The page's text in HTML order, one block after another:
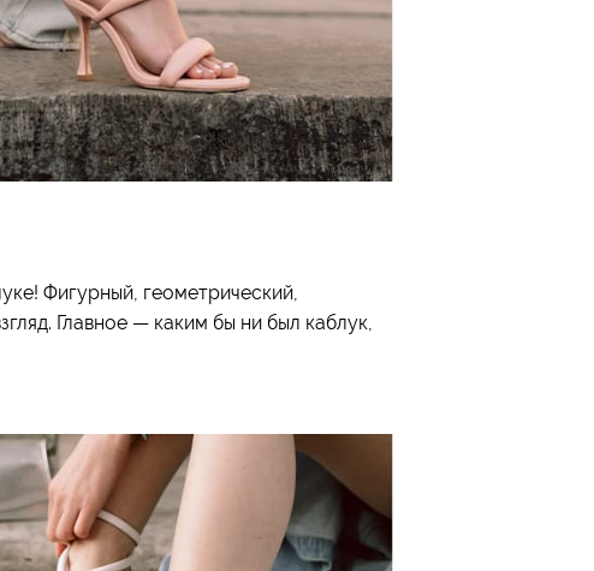
Фигурный, геометрический,
Главное — каким бы ни был каблук,